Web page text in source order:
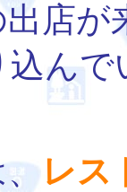
出店が
ん
レス